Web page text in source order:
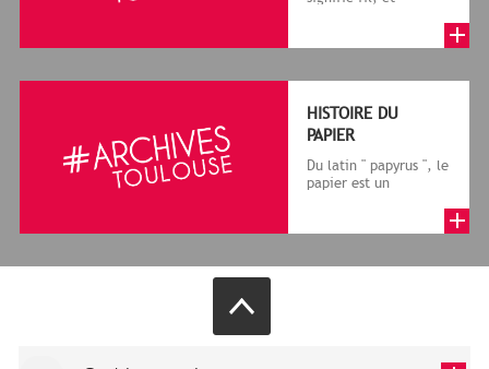
le cadre de la f...
HISTOIRE DU
PAPIER
Du latin " papyrus ", le
papier est un
végétales réduite...